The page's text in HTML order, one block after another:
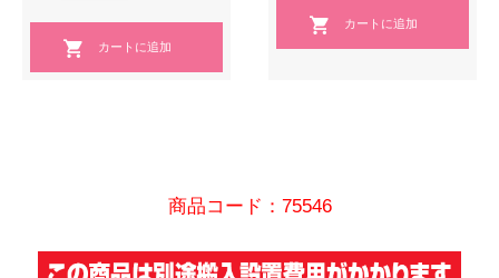
商品コード：75546